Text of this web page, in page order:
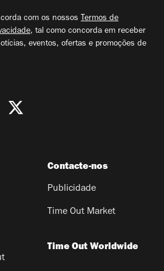
com os nossos Termos de
, tal como concorda em receber
eventos, ofertas e promoções de
Contacte-nos
Publicidade
Time Out Market
Time Out Worldwide